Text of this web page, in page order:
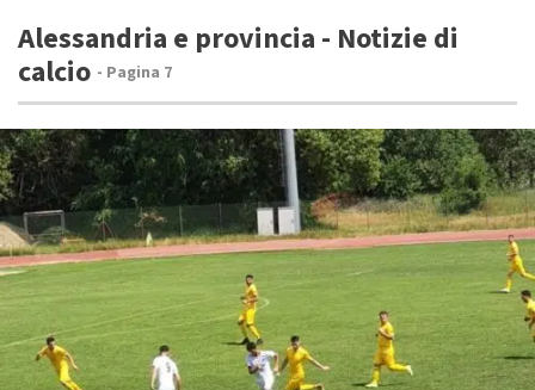
Alessandria e provincia - Notizie di
calcio - Pagina 7